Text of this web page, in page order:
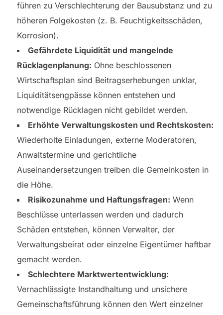
führen zu Verschlechterung der Bausubstanz und zu
höheren Folgekosten (z. B. Feuchtigkeitsschäden,
Korrosion).
Gefährdete Liquidität und mangelnde
Rücklagenplanung: Ohne beschlossenen
Wirtschaftsplan sind Beitragserhebungen unklar,
Liquiditätsengpässe können entstehen und
notwendige Rücklagen nicht gebildet werden.
Erhöhte Verwaltungskosten und Rechtskosten:
Wiederholte Einladungen, externe Moderatoren,
Anwaltstermine und gerichtliche
Auseinandersetzungen treiben die Gemeinkosten in
die Höhe.
Risikozunahme und Haftungsfragen: Wenn
Beschlüsse unterlassen werden und dadurch
Schäden entstehen, können Verwalter, der
Verwaltungsbeirat oder einzelne Eigentümer haftbar
gemacht werden.
Schlechtere Marktwertentwicklung:
Vernachlässigte Instandhaltung und unsichere
Gemeinschaftsführung können den Wert einzelner